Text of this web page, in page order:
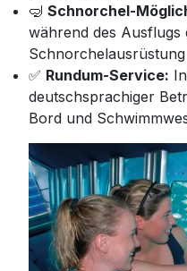
🤿 Schnorchel-
während des Ausflugs
Schnorchelausrüstung
✅ Rundum-Service:
deutschsprachiger
Bord und